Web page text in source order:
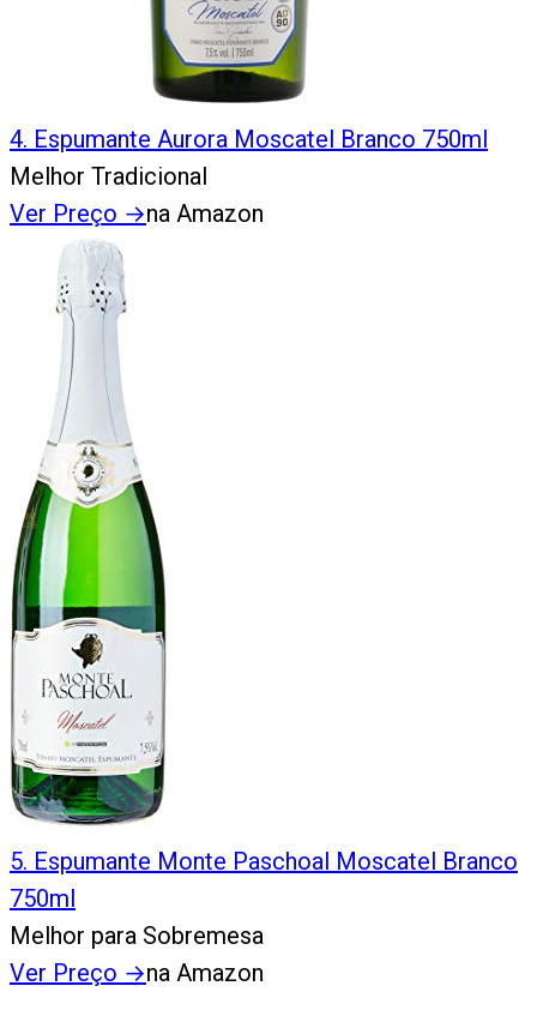
4. Espumante Aurora Moscatel Branco 750ml
Melhor Tradicional
Ver Preço →na Amazon
5. Espumante Monte Paschoal Moscatel Branco
750ml
Melhor para Sobremesa
Ver Preço →na Amazon